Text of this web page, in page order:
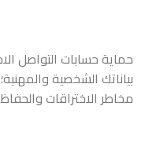
حماية حسابات التواصل
بياناتك الشخصية
مخاطر الاختراقات